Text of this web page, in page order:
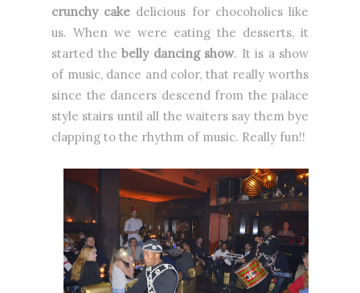
crunchy cake delicious for chocoholics like
us. When we were eating the desserts, it
started the belly dancing show. It is a show
of music, dance and color, that really worths
since the dancers descend from the palace
style stairs until all the waiters say them bye
clapping to the rhythm of music. Really fun!!